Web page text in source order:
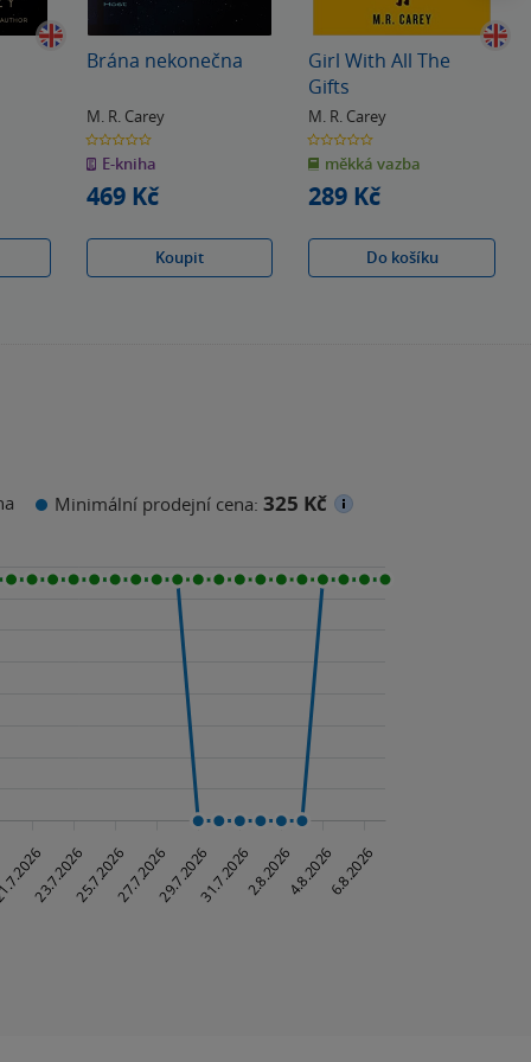
Brána nekonečna
M. R. Carey
0.0
z
5
hvězdiček
E-kniha
469 Kč
Koupit
Girl With All The
Gifts
M. R. Carey
0.0
z
5
hvězdiček
měkká vazba
289 Kč
Do košíku
Minimální prodejní cena: 325 Kč